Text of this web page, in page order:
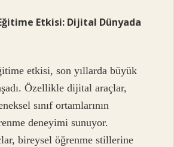
Etkisi: Dijital Dünyada
etkisi, son yıllarda büyük
Özellikle dijital araçlar,
sınıf ortamlarının
deneyimi sunuyor.
bireysel öğrenme stillerine